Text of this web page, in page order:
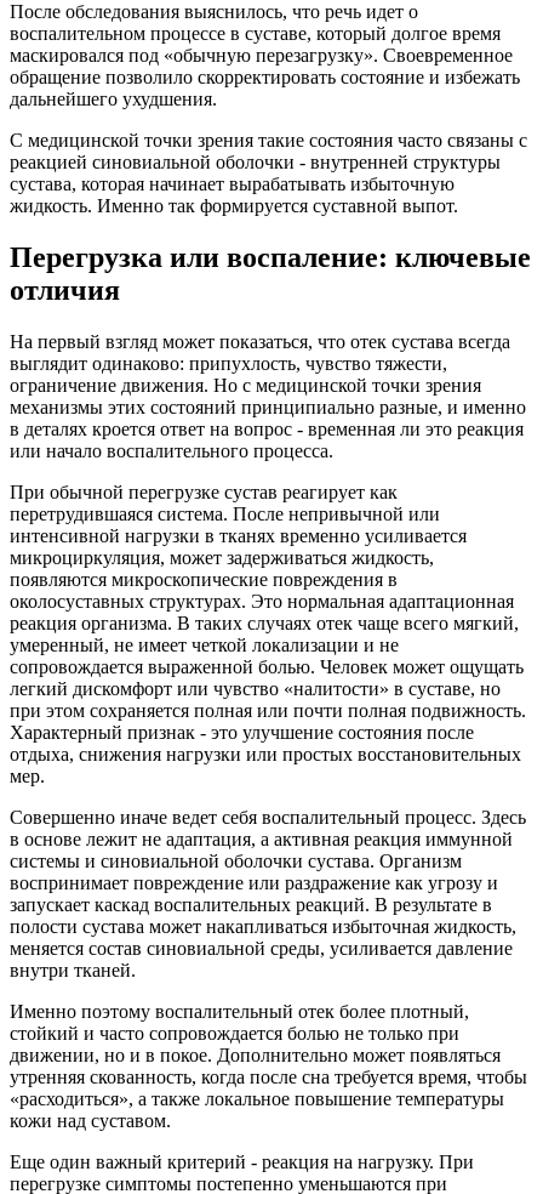
После обследования выяснилось, что речь идет о
воспалительном процессе в суставе, который долгое время
маскировался под «обычную перезагрузку». Своевременное
обращение позволило скорректировать состояние и избежать
дальнейшего ухудшения.
С медицинской точки зрения такие состояния часто связаны с
реакцией синовиальной оболочки - внутренней структуры
сустава, которая начинает вырабатывать избыточную
жидкость. Именно так формируется суставной выпот.
Перегрузка или воспаление: ключевые
отличия
На первый взгляд может показаться, что отек сустава всегда
выглядит одинаково: припухлость, чувство тяжести,
ограничение движения. Но с медицинской точки зрения
механизмы этих состояний принципиально разные, и именно
в деталях кроется ответ на вопрос - временная ли это реакция
или начало воспалительного процесса.
При обычной перегрузке сустав реагирует как
перетрудившаяся система. После непривычной или
интенсивной нагрузки в тканях временно усиливается
микроциркуляция, может задерживаться жидкость,
появляются микроскопические повреждения в
околосуставных структурах. Это нормальная адаптационная
реакция организма. В таких случаях отек чаще всего мягкий,
умеренный, не имеет четкой локализации и не
сопровождается выраженной болью. Человек может ощущать
легкий дискомфорт или чувство «налитости» в суставе, но
при этом сохраняется полная или почти полная подвижность.
Характерный признак - это улучшение состояния после
отдыха, снижения нагрузки или простых восстановительных
мер.
Совершенно иначе ведет себя воспалительный процесс. Здесь
в основе лежит не адаптация, а активная реакция иммунной
системы и синовиальной оболочки сустава. Организм
воспринимает повреждение или раздражение как угрозу и
запускает каскад воспалительных реакций. В результате в
полости сустава может накапливаться избыточная жидкость,
меняется состав синовиальной среды, усиливается давление
внутри тканей.
Именно поэтому воспалительный отек более плотный,
стойкий и часто сопровождается болью не только при
движении, но и в покое. Дополнительно может появляться
утренняя скованность, когда после сна требуется время, чтобы
«расходиться», а также локальное повышение температуры
кожи над суставом.
Еще один важный критерий - реакция на нагрузку. При
перегрузке симптомы постепенно уменьшаются при